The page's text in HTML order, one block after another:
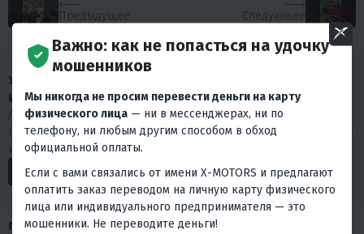
Предыдущее Следующее
У НАС МНОГО
ИНТЕРЕСНОГО КОНТЕНТА!
Любишь драйв и интересуешься мототехникой?
Подписывайся на наши социальные сети. У нас много
интересного.
ПОХОЖИЕ ОБЗОРЫ
Важно: как не попасться на удочку
мошенников
Мы никогда не просим перевести деньги на карту
физического лица — ни в мессенджерах, ни по
телефону, ни любым другим способом в обход
официальной оплаты.
Если с вами связались от имени X-MOTORS и предлагают
оплатить заказ переводом на личную карту физического
лица или индивидуального предпринимателя — это
мошенники. Не переводите деньги!